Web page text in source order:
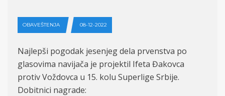
OBAVEŠTENJA 08-12-2022
Najlepši pogodak jesenjeg dela prvenstva po
glasovima navijača je projektil Ifeta Đakovca
protiv Voždovca u 15. kolu Superlige Srbije.
Dobitnici nagrade: